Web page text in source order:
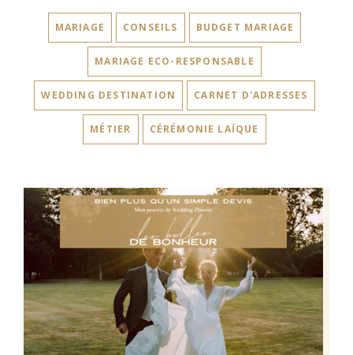
MARIAGE CONSEILS BUDGET MARIAGE
MARIAGE ECO-RESPONSABLE
WEDDING DESTINATION CARNET D'ADRESSES
MÉTIER CÉRÉMONIE LAÏQUE